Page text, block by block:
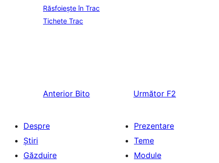
Răsfoiește în Trac
Tichete Trac
Anterior Bito Următor F2
Despre
Știri
Găzduire
Prezentare
Teme
Module